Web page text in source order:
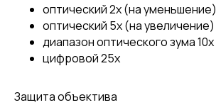
оптический 2x (на уменьшение)
оптический 5x (на увеличение)
диапазон оптического зума 10x
цифровой 25x
Защита объектива